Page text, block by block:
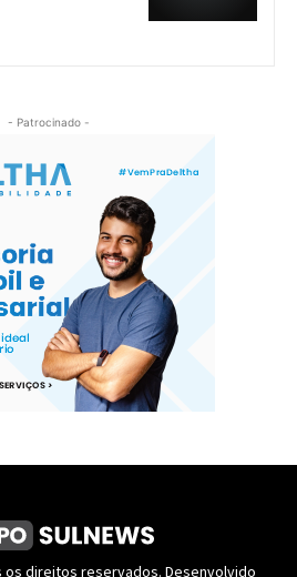
- Patrocinado -
os direitos reservados. Desenvolvido